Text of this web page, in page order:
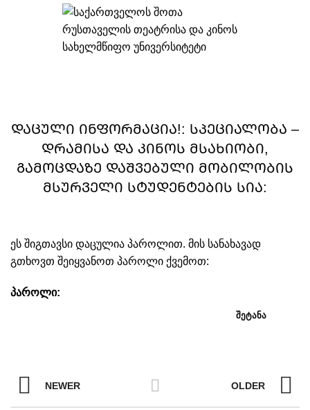
ᲓᲐᲪᲣᲚᲘ ᲘᲜᲤᲝᲠᲛᲐᲪᲘᲐ!: სპეციალობა –
დრამისა და კინოს მსახიობი,
გამოცდაზე დაშვებული მობილობის
მსურველი სტუდენტების სია:
ეს შიგთავსი დაცულია პაროლით. მის სანახავად
გთხოვთ შეიყვანოთ პაროლი ქვემოთ:
პაროლი:
NEWER OLDER